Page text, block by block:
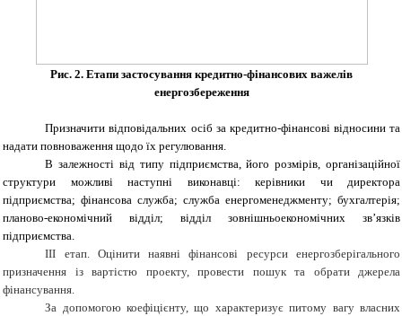
Рис. 2. Етапи застосування кредитно-фінансових важелів
енергозбереження
Призначити відповідальних осіб за кредитно-фінансові відносини та
надати повноваження щодо їх регулювання.
В залежності від типу підприємства, його розмірів, організаційної
структури можливі наступні виконавці: керівники чи директора
підприємства; фінансова служба; служба енергоменеджменту; бухгалтерія;
планово-економічний відділ; відділ зовнішньоекономічних зв’язків
підприємства.
ІІІ етап. Оцінити наявні фінансові ресурси енергозберігального
призначення із вартістю проекту, провести пошук та обрати джерела
фінансування.
За допомогою коефіцієнту, що характеризує питому вагувласних